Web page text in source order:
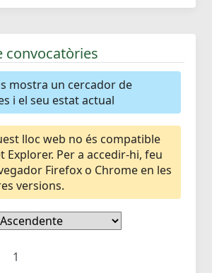
convocatòries
mostra un cercador de
i el seu estat actual
lloc web no és compatible
Explorer. Per a accedir-hi, feu
Firefox o Chrome en les
versions.
1